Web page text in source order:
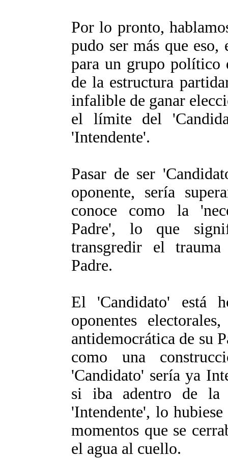
Por lo pronto,
pudo ser más que eso,
para un grupo político
de la estructura
infalible de ganar
el límite del
'Intendente'.
Pasar de ser
oponente, sería
conoce como la
Padre', lo que
transgredir el
Padre.
El 'Candidato' está
oponentes
antidemocrática de su
como una
'Candidato' sería ya
si iba adentro de la
'Intendente', lo
momentos que se
el agua al cuello.